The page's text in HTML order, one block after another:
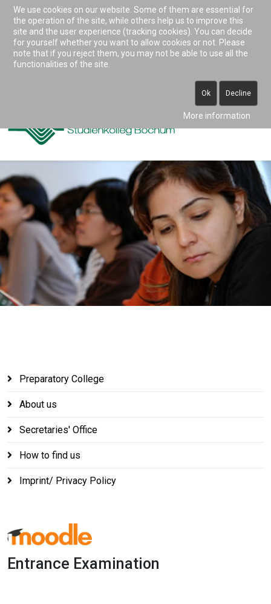
Accessibility & Tools
0234 938 82 0 (vormittags)
Preparatory College
About us
Secretaries' Office
How to find us
Imprint/ Privacy Policy
Entrance Examination
We use cookies on our website. Some of them are essential for
the operation of the site, while others help us to improve this
site and the user experience (tracking cookies). You can decide
for yourself whether you want to allow cookies or not. Please
note that if you reject them, you may not be able to use all the
functionalities of the site.
Ok Decline
More information